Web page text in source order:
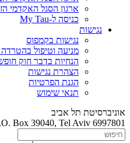
ארגון הסגל האקדמי
כניסה ל-My Tau
נגישות
נגישות בקמפוס
מניעה וטיפול בהטרדה
הנחיות בדבר חוק
הצהרת נגישות
הגנת הפרטיות
תנאי שימוש
אוניברסיטת תל אביב
Box 39040, Tel Aviv 6997801